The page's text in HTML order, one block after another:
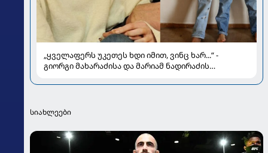
„ყველაფერს უკეთეს ხდი იმით, ვინც ხარ...“ -
გიორგი მახარაძისა და მარიამ ნადირაძის
სიახლეები